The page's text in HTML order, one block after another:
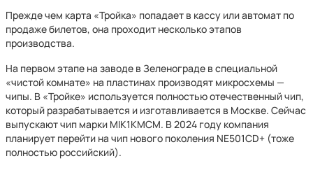
Прежде чем карта «Тройка» попадает в кассу или автомат по
продаже билетов, она проходит несколько этапов
производства.
На первом этапе на заводе в Зеленограде в специальной
«чистой комнате» на пластинах производят микросхемы —
чипы. В «Тройке» используется полностью отечественный чип,
который разрабатывается и изготавливается в Москве. Сейчас
выпускают чип марки MIK1KMCM. В 2024 году компания
планирует перейти на чип нового поколения NE501CD+ (тоже
полностью российский).